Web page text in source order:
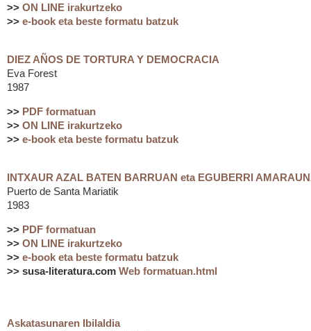
>> ON LINE irakurtzeko
>> e-book eta beste formatu batzuk
DIEZ AÑOS DE TORTURA Y DEMOCRACIA
Eva Forest
1987
>> PDF formatuan
>> ON LINE irakurtzeko
>> e-book eta beste formatu batzuk
INTXAUR AZAL BATEN BARRUAN eta EGUBERRI
Puerto de Santa Mariatik
1983
>> PDF formatuan
>> ON LINE irakurtzeko
>> e-book eta beste formatu batzuk
>> susa-literatura.com Web formatuan.html
Askatasunaren Ibilaldia